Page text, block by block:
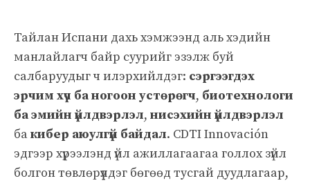
Тайлан Испани дахь хэмжээнд аль хэдийн
манлайлагч байр суурийг эзэлж буй
салбаруудыг ч илэрхийлдэг: сэргээгдэх
эрчим хүч ба ногоон устөрөгч, биотехнологи
ба эмийн үйлдвэрлэл, нисэхийн үйлдвэрлэл
бакибер аюулгүй байдал. CDTI Innovación
эдгээр хүрээлэнд үйл ажиллагаагаа голлох зүйл
болгон төвлөрүүлдэг бөгөөд тусгай дуудлагаар,